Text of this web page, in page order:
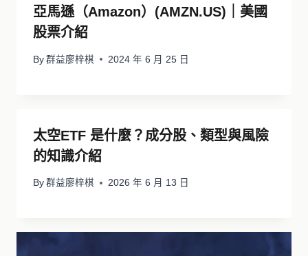
亞馬遜（Amazon）(AMZN.US)｜美國
股票介紹
By 群益廖梓棋 2024 年 6 月 25 日
太空ETF 是什麼？成分股、類型與風險
的知識介紹
By 群益廖梓棋 2026 年 6 月 13 日